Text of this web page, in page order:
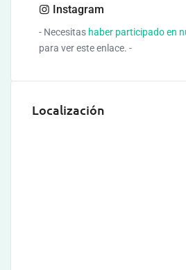
Instagram
- Necesitas haber participado en
para ver este enlace. -
Localización